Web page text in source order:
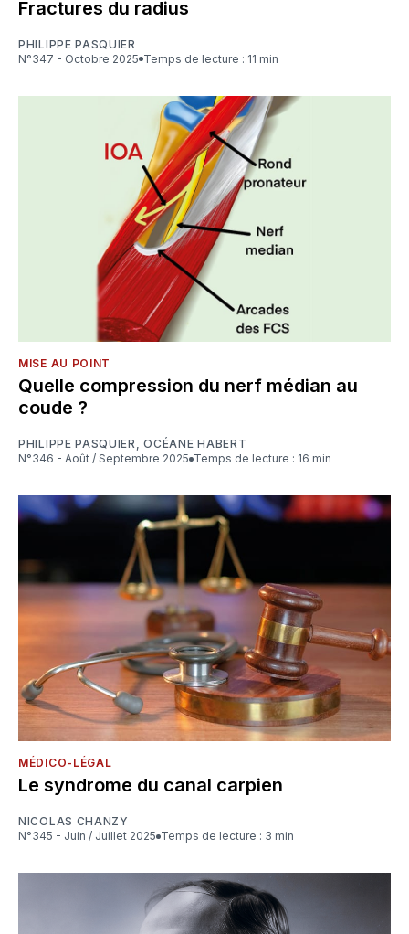
Fractures du radius
PHILIPPE PASQUIER
N°347 - Octobre 2025
Temps de lecture : 11 min
MISE AU POINT
Quelle compression du nerf médian au
coude ?
PHILIPPE PASQUIER,OCÉANE HABERT
N°346 - Août / Septembre 2025
Temps de lecture : 16 min
MÉDICO-LÉGAL
Le syndrome du canal carpien
NICOLAS CHANZY
N°345 - Juin / Juillet 2025
Temps de lecture : 3 min